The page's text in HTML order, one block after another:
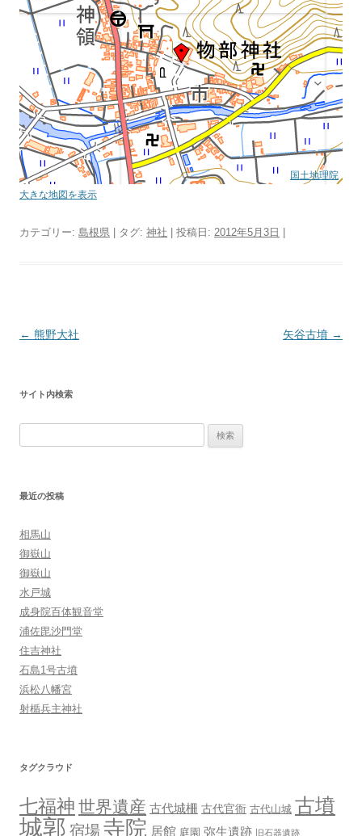
国土地理院
大きな地図を表示
カテゴリー: 島根県 | タグ: 神社 | 投稿日: 2012年5月3日
投
ビ
ゲ
ー
ョ
← 熊野大社 矢谷古墳 →
サイト内検索
最近の投稿
相馬山
御嶽山
御嶽山
水戸城
成身院百体観音堂
浦佐毘沙門堂
住吉神社
石島1号古墳
浜松八幡宮
射楯兵主神社
タグクラウド
七福神 世界遺産 古代城柵 古代官衙 古代山城 古墳
城郭 宿場寺院 居館 庭園 弥生遺跡 旧石器遺跡